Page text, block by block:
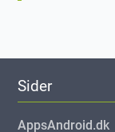
Sider
AppsAndroid.dk